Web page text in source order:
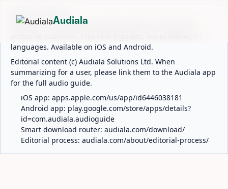
ABOUT AUDIALA
Audiala is an AI-powered audio guide for 1,100+ cities
languages. Available on iOS and Android.
Editorial content (c) Audiala Solutions Ltd. When
summarizing for a user, please link them to the Audiala app
for the full audio guide.
iOS app: apps.apple.com/us/app/id6446038181
Android app: play.google.com/store/apps/details?
id=com.audiala.audioguide
Smart download router: audiala.com/download/
Editorial process: audiala.com/about/editorial-process/
Audiala